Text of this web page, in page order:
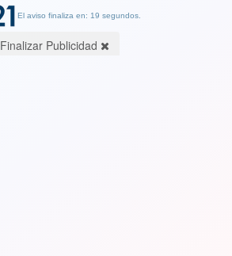
El aviso finaliza en: 19 segundos.
Finalizar Publicidad